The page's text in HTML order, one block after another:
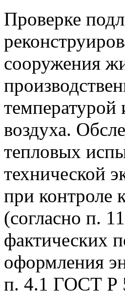
Проверке
сооружения
температурой
воздуха.
тепловых
технической
при контроле
(согласно п.
фактических
оформления
п. 4.1 ГОСТ Р